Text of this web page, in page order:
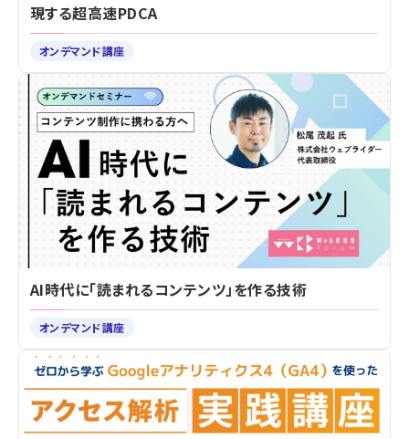
現する超高速PDCA
オンデマンド講座
AI時代に「読まれるコンテンツ」を作る技術
オンデマンド講座